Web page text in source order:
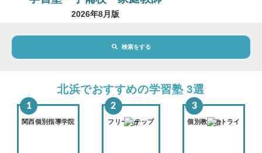
2026年8月版
検索をする
地域・駅 北浜駅
路線・駅 選択されていません
北浜でおすすめの学習塾 3選
関西個別指導学院 フリーステップ 個別教室のトライ